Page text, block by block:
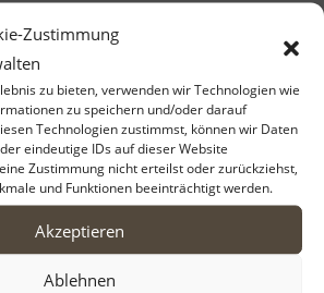
Zustimmung
zu bieten, verwenden wir Technologien wie
zu speichern und/oder darauf
Technologien zustimmst, können wir Daten
eindeutige IDs auf dieser Website
Zustimmung nicht erteilst oder zurückziehst,
und Funktionen beeinträchtigt werden.
Akzeptieren
Ablehnen
PRODUKTE GEFUNDEN, DIE DEINER